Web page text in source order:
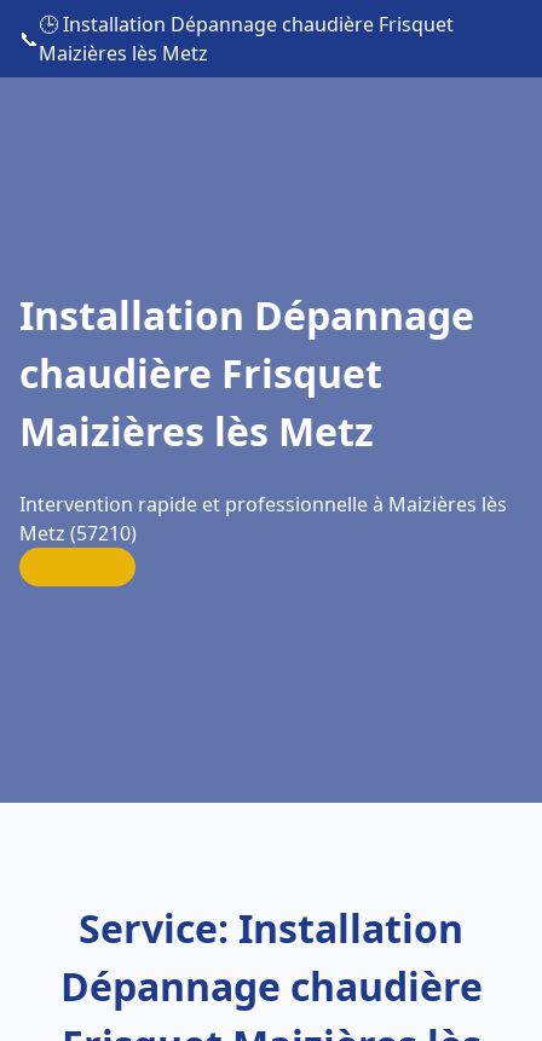
📞
🕒 Installation Dépannage chaudière Frisquet
Maizières lès Metz
Installation Dépannage
chaudière Frisquet
Maizières lès Metz
Intervention rapide et professionnelle à Maizières lès
Metz (57210)
Service: Installation
Dépannage chaudière